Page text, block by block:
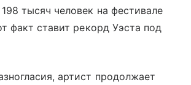
тысяч человек на фестивале
факт ставит рекорд Уэста под
артист продолжает